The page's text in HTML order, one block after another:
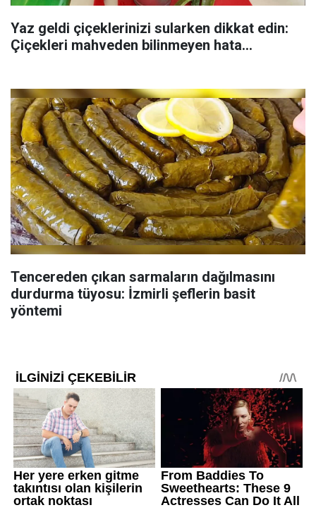
Yaz geldi çiçeklerinizi sularken dikkat edin:
Çiçekleri mahveden bilinmeyen hata...
Tencereden çıkan sarmaların dağılmasını
durdurma tüyosu: İzmirli şeflerin basit
yöntemi